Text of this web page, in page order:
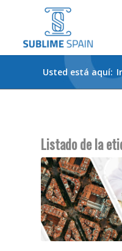
Usted está aquí:
Listado de la